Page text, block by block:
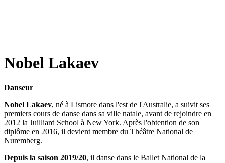
Nobel Lakaev
Danseur
Nobel Lakaev, né à Lismore dans l'est de l'Australie, a suivit ses
premiers cours de danse dans sa ville natale, avant de rejoindre en
2012 la Juilliard School à New York. Après l'obtention de son
diplôme en 2016, il devient membre du Théâtre National de
Nuremberg.
Depuis la saison 2019/20, il danse dans le Ballet National de la